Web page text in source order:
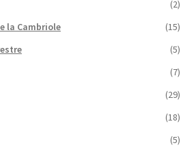
(2)
la Cambriole
(15)
(5)
(7)
(29)
(18)
(5)